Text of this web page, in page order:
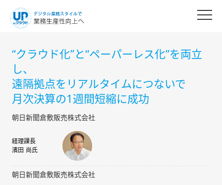
“クラウド化”と“ペーパーレス化”を両立
し、
遠隔拠点をリアルタイムにつないで
月次決算の1週間短縮に成功
朝日新聞倉敷販売株式会社
経理課長
濱田 尚氏
朝日新聞倉敷販売株式会社